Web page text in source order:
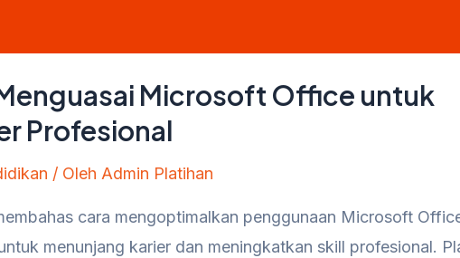
Microsoft Office untuk
Profesional
/ Oleh Admin Platihan
cara mengoptimalkan penggunaan Microsoft
menunjang karier dan meningkatkan skill profesional.